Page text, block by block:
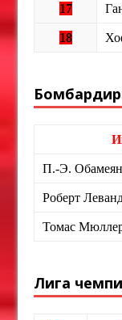
17
18
П.-Э.
Роберт
Томас
Лига